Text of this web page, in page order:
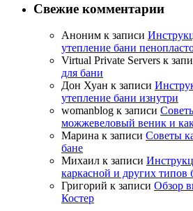
Свежие комментарии
Аноним к записи
утепление бани
Virtual Private Servers к
для бани
Дон Хуан к записи
утепление бани изнутри
womanblog к записи
можжевеловый веник и
Марина к записи Советы
бане
Михаил к записи
каркасной и других типов
Григорий к записи Обзор
Костер